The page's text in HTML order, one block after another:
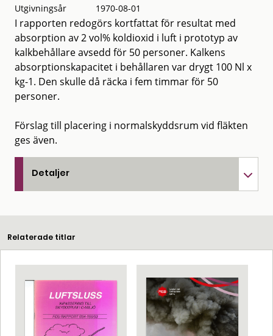
Utgivningsår
1970-08-01
I rapporten redogörs kortfattat för resultat med
absorption av 2 vol% koldioxid i luft i prototyp av
kalkbehållare avsedd för 50 personer. Kalkens
absorptionskapacitet i behållaren var drygt 100 Nl x
kg-1. Den skulle då räcka i fem timmar för 50
personer.
Förslag till placering i normalskyddsrum vid fläkten
ges även.
Detaljer
Relaterade titlar